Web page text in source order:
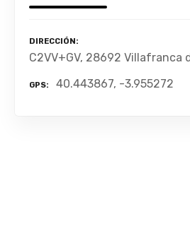
DIRECCIÓN
C2VV+GV, 28692 Villafranca
GPS 40.443867, -3.955272